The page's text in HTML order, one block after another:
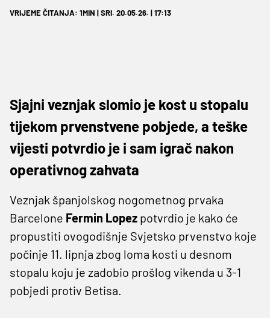
VRIJEME ČITANJA: 1MIN | SRI. 20.05.26. | 17:13
Sjajni veznjak slomio je kost u stopalu
tijekom prvenstvene pobjede, a teške
vijesti potvrdio je i sam igrač nakon
operativnog zahvata
Veznjak španjolskog nogometnog prvaka
Barcelone Fermin Lopez potvrdio je kako će
propustiti ovogodišnje Svjetsko prvenstvo koje
počinje 11. lipnja zbog loma kosti u desnom
stopalu koju je zadobio prošlog vikenda u 3-1
pobjedi protiv Betisa.